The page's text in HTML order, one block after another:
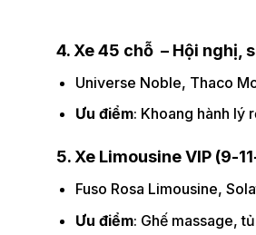
4. Xe 45 chỗ – Hội nghị,
Universe Noble, Thaco
Ưu điểm: Khoang hành lý
5. Xe Limousine VIP (9-
Fuso Rosa Limousine,
Ưu điểm: Ghế massage,